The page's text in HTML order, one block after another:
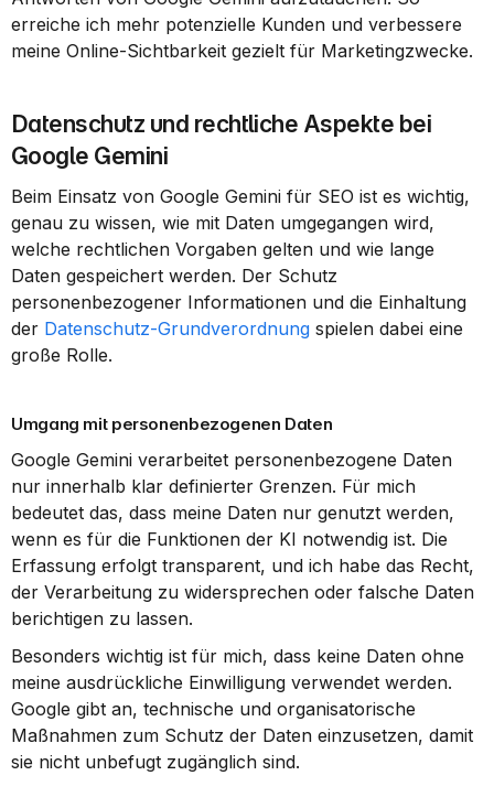
erreiche ich mehr potenzielle Kunden und verbessere
meine Online-Sichtbarkeit gezielt für Marketingzwecke.
Datenschutz und rechtliche Aspekte bei
Google Gemini
Beim Einsatz von Google Gemini für SEO ist es wichtig,
genau zu wissen, wie mit Daten umgegangen wird,
welche rechtlichen Vorgaben gelten und wie lange
Daten gespeichert werden. Der Schutz
personenbezogener Informationen und die Einhaltung
der Datenschutz-Grundverordnung spielen dabei eine
große Rolle.
Umgang mit personenbezogenen Daten
Google Gemini verarbeitet personenbezogene Daten
nur innerhalb klar definierter Grenzen. Für mich
bedeutet das, dass meine Daten nur genutzt werden,
wenn es für die Funktionen der KI notwendig ist. Die
Erfassung erfolgt transparent, und ich habe das Recht,
der Verarbeitung zu widersprechen oder falsche Daten
berichtigen zu lassen.
Besonders wichtig ist für mich, dass keine Daten ohne
meine ausdrückliche Einwilligung verwendet werden.
Google gibt an, technische und organisatorische
Maßnahmen zum Schutz der Daten einzusetzen, damit
sie nicht unbefugt zugänglich sind.